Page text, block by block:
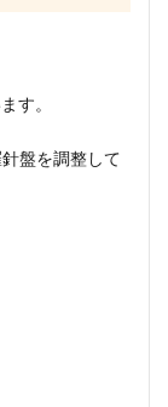
す。
盤を調整して